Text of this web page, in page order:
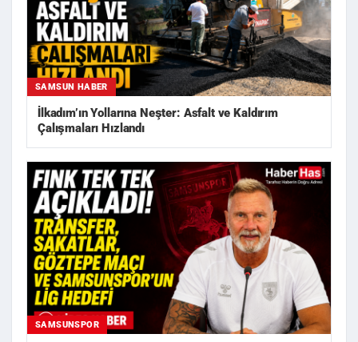
SAMSUN HABER
İlkadım’ın Yollarına Neşter: Asfalt ve Kaldırım
Çalışmaları Hızlandı
SAMSUNSPOR